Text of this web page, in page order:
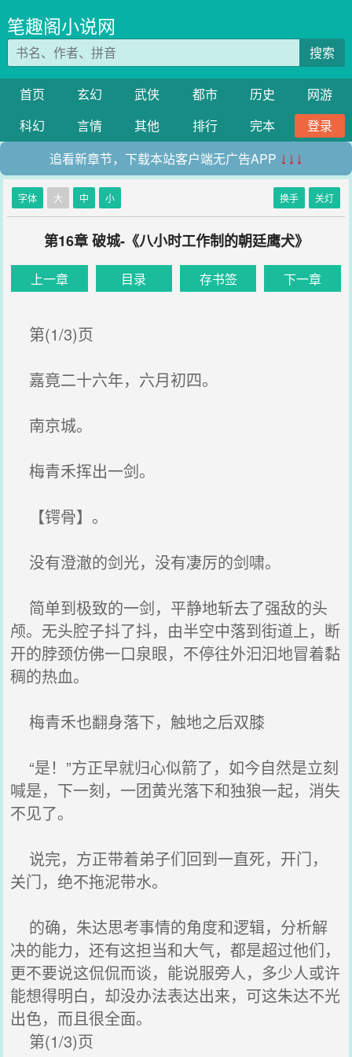
笔趣阁小说网
搜索
首页 玄幻 武侠 都市 历史
网游
科幻
言情 其他 排行 完本
登录
追看新章节，下载本站客户端无广告APP ↓↓↓
字体 大 中 小 换手 关灯
第16章 破城-《八小时工作制的朝廷鹰犬》
上一章 目录 存书签 下一章
第(1/3)页
嘉竟二十六年，六月初四。
南京城。
梅青禾挥出一剑。
【锷骨】。
没有澄澈的剑光，没有凄厉的剑啸。
简单到极致的一剑，平静地斩去了强敌的头
颅。无头腔子抖了抖，由半空中落到街道上，断
开的脖颈仿佛一口泉眼，不停往外汩汩地冒着黏
稠的热血。
梅青禾也翻身落下，触地之后双膝
“是！”方正早就归心似箭了，如今自然是立刻
喊是，下一刻，一团黄光落下和独狼一起，消失
不见了。
说完，方正带着弟子们回到一直死，开门，
关门，绝不拖泥带水。
的确，朱达思考事情的角度和逻辑，分析解
决的能力，还有这担当和大气，都是超过他们，
更不要说这侃侃而谈，能说服旁人，多少人或许
能想得明白，却没办法表达出来，可这朱达不光
出色，而且很全面。
第(1/3)页